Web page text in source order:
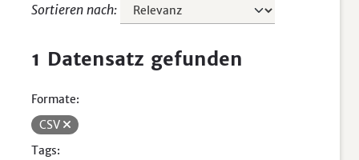
Sortieren nach
1 Datensatz gefunden
Formate:
CSV
Tags: